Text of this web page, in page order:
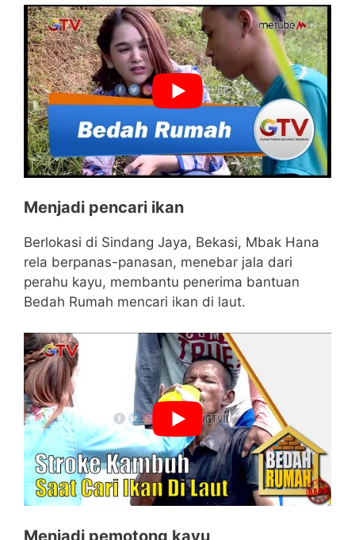
Menjadi pencari ikan
Berlokasi di Sindang Jaya, Bekasi, Mbak Hana
rela berpanas-panasan, menebar jala dari
perahu kayu, membantu penerima bantuan
Bedah Rumah mencari ikan di laut.
Menjadi pemotong kayu